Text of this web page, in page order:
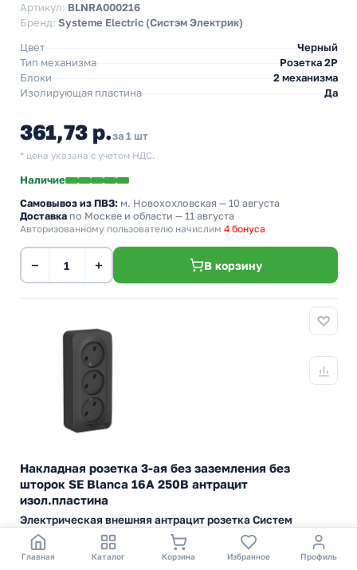
Артикул: BLNRA000216
Бренд: Systeme Electric (Систэм Электрик)
Цвет
Черный
Тип механизма
Розетка 2Р
Блоки
2 механизма
Изолирующая пластина
Да
361,73 р.за 1 шт
* цена указана с учетом НДС.
Наличие
Самовывоз из ПВЗ: м. Новохохловская — 10 августа
Доставка по Москве и области — 11 августа
Авторизованному пользователю начислим 4 бонуса
− + В корзину
Накладная розетка 3-ая без заземления без
шторок SE Blanca 16А 250В антрацит
изол.пластина
Электрическая внешняя антрацит розетка Систем
тройная силовая 16А электросети 220В IP20 открытой
установки на стену
Главная Каталог Корзина Избранное Профиль